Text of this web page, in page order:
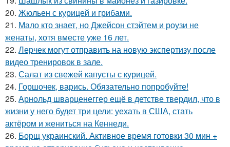
20. Жюльен с курицей и грибами.
21. Мало кто знает, но Джейсон стэйтем и роузи не
женаты, хотя вместе уже 16 лет.
22. Лерчек могут отправить на новую экспертизу после
видео тренировок в зале.
23. Салат из свежей капусты с курицей.
24. Горшочек, варись. Обязательно попробуйте!
25. Арнольд шварценеггер ещё в детстве твердил, что в
жизни у него будет три цели: уехать в США, стать
актёром и жениться на Кеннеди.
26. Борщ украинский. Активное время готовки 30 мин +